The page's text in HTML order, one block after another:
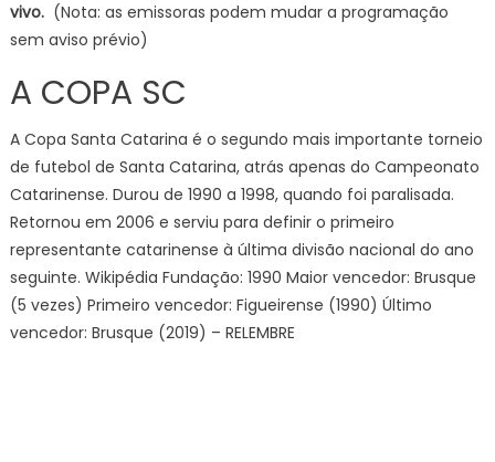
vivo. (Nota: as emissoras podem mudar a programação
sem aviso prévio)
A COPA SC
A Copa Santa Catarina é o segundo mais importante torneio
de futebol de Santa Catarina, atrás apenas do Campeonato
Catarinense. Durou de 1990 a 1998, quando foi paralisada.
Retornou em 2006 e serviu para definir o primeiro
representante catarinense à última divisão nacional do ano
seguinte. Wikipédia Fundação: 1990 Maior vencedor: Brusque
(5 vezes) Primeiro vencedor: Figueirense (1990) Último
vencedor: Brusque (2019) – RELEMBRE